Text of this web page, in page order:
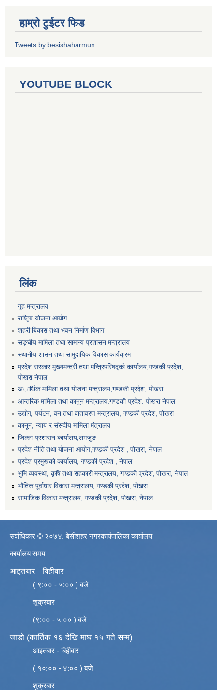
हाम्रो टुईटर फिड
Tweets by besishaharmun
YOUTUBE BLOCK
लिंक
गृह मन्त्रालय
राष्टि्ृय योजना आयोग
शहरी बिकास तथा भवन निर्माण विभाग
सङ्घीय मामिला तथा सामान्य प्रशासन मन्त्रालय
स्थानीय शासन तथा सामुदायिक विकास कार्यक्रम
प्रदेश सरकार मुख्यमन्त्री तथा मन्त्रिपरिषद्को कार्यालय,गण्डकी प्रदेश,
पाेखरा नेपाल
अार्थिक मामिला तथा योजना मन्त्रालय,गण्डकी प्रदेश, पोखरा
आन्तरिक मामिला तथा कानून मन्त्रालय,गण्डकी प्रदेश, पाेखरा नेपाल
उद्योग, पर्यटन, वन तथा वातावरण मन्त्रालय, गण्डकी प्रदेश, पोखरा
कानून, न्याय र संसदीय मामिला मंत्रालय
जिल्ला प्रशासन कार्यालय,लमजुङ
प्रदेश नीति तथा योजना आयोग,गण्डकी प्रदेश , पोखरा, नेपाल
प्रदेश प्रमुखको कार्यालय, गण्डकी प्रदेश , नेपाल
भुमि व्यवस्था, कृषि तथा सहकारी मन्त्रालय, गण्डकी प्रदेश, पोखरा, नेपाल
भौतिक पूर्वाधार विकास मन्त्रालय, गण्डकी प्रदेश, पाेखरा
सामाजिक विकास मन्त्रालय, गण्डकी प्रदेश, पोखरा, नेपाल
सर्वाधिकार © २०७४. बेसीशहर नगरकार्यपालिका कार्यालय
कार्यालय समय
आइतबार - बिहीबार
( ९:०० - ५:०० ) बजे
शुक्रबार
(९:०० - ५:०० ) बजे
जाडो (कार्तिक १६ देखि माघ १५ गते सम्म)
आइतबार - बिहीबार
( १०:०० - ४:०० ) बजे
शुक्रबार